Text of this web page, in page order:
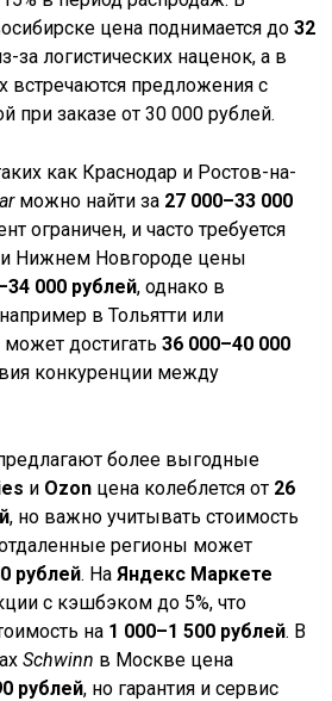
цена поднимается до32
за логистических наценок, а в
встречаются предложения с
при заказе от 30 000 рублей.
как Краснодар и Ростов-на-
можно найти за 27 000–33 000
ограничен, и часто требуется
и Нижнем Новгороде цены
000 рублей, однако в
в Тольятти или
может достигать36 000–40 000
конкуренции между
более выгодные
и Ozon цена колеблется от 26
, но важно учитывать стоимость
регионы может
рублей. НаЯндекс Маркете
с кэшбэком до 5%, что
на 1 000–1 500 рублей. В
Schwinn в Москве цена
рублей, но гарантия и сервис